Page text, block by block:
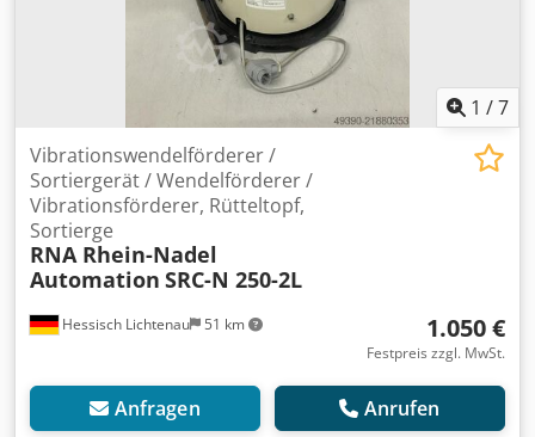
1 /7
Hessisch Lichtenau 51 km
Vibrationswendelförderer /
Sortiergerät / Wendelförderer /
Vibrationsförderer, Rütteltopf,
Sortierge
RNA Rhein-Nadel
Automation SRC-N 250-2L
1.050 €
Festpreis zzgl. MwSt.
Anfragen Anrufen